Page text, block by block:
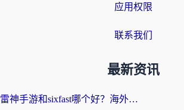
应用权限
联系我们
最新资讯
雷神手游和sixfast哪个好？海外党亲测3款回国加速器，教你选对不踩坑